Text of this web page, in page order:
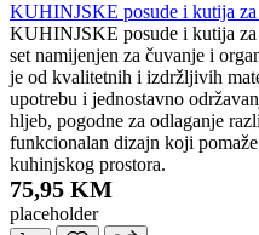
KUHINJSKE posude i kutija
KUHINJSKE posude i kutija
set namijenjen za čuvanje i
je od kvalitetnih i izdržljivih
upotrebu i jednostavno
hljeb, pogodne za odlaganje
funkcionalan dizajn koji
kuhinjskog prostora.
75,95 KM
placeholder